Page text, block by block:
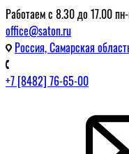
Работаем с 8.30 до 17.00
office@saton.ru
Россия, Самарская
+7 [8482] 76-65-00